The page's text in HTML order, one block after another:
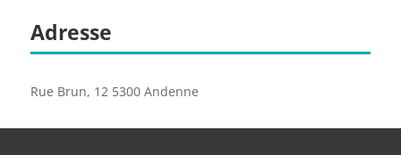
Adresse
Rue Brun, 12 5300 Andenne